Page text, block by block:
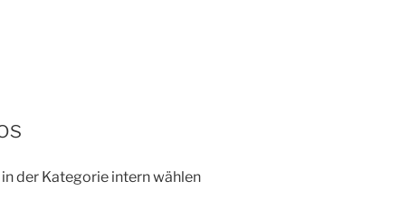
der Kategorie intern wählen